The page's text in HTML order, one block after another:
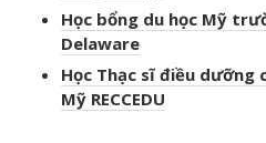
Học bổng du học Mỹ
Delaware
Học Thạc sĩ điều dưỡng
Mỹ RECCEDU